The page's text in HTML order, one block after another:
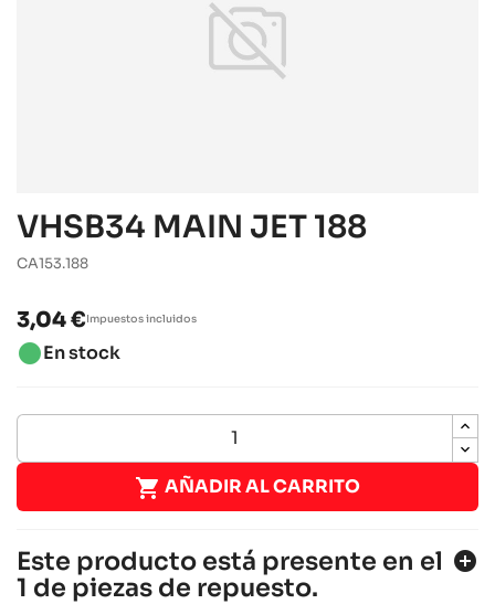
VHSB34 MAIN JET 188
CA153.188
3,04 €Impuestos incluidos
brightness_1En stock
 AÑADIR AL CARRITO
Este producto está presente en el
1 de piezas de repuesto.
add_circle